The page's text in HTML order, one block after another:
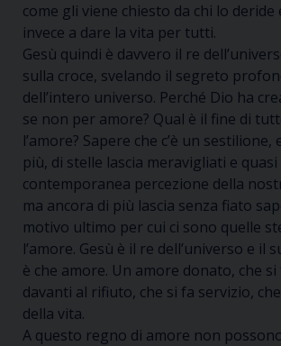
come gli viene chiesto da chi lo
invece a dare la vita per tutti.
Gesù quindi è davvero il re
sulla croce, svelando il segreto
dell’intero universo. Perché Dio ha
se non per amore? Qual è il fine di
l’amore? Sapere che c’è un sestilione,
più, di stelle lascia meravigliati e
contemporanea percezione della
ma ancora di più lascia senza fiato
motivo ultimo per cui ci sono quelle
l’amore. Gesù è il re dell’universo e il
è che amore. Un amore donato, che
davanti al rifiuto, che si fa servizio,
della vita.
A questo regno di amore non